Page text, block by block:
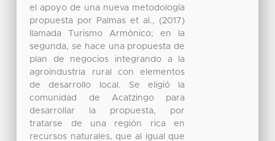
el apoyo de una nueva metodología
propuesta por Palmas et al., (2017)
llamada Turismo Armónico; en la
segunda, se hace una propuesta de
plan de negocios integrando a la
agroindustria rural con elementos
de desarrollo local. Se eligió la
comunidad de Acatzingo para
desarrollar la propuesta, por
tratarse de una región rica en
recursos naturales, que al igual que